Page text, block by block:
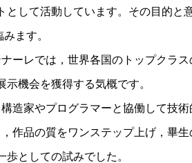
して活動しています。その目的と
ます。
ーレでは，世界各国のトップクラ
機会を獲得する気概です。
造家やプログラマーと協働して技術
作品の質をワンステップ上げ，畢生
としての試みでした。